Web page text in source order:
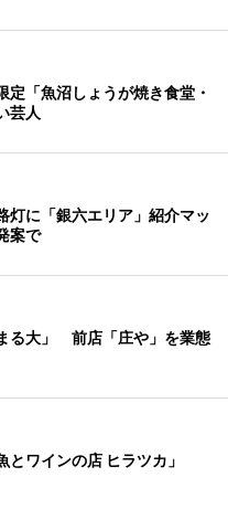
定「魚沼しょうが焼き食堂・
芸人
灯に「銀六エリア」紹介マッ
案で
る大」 前店「庄や」を業態
とワインの店 ヒラツカ」